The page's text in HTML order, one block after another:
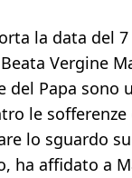
la data del
Vergine
del Papa sono
le sofferenze
lo sguardo
ha affidato a